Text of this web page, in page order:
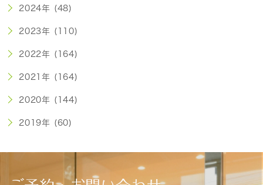
2024年 (48)
2023年 (110)
2022年 (164)
2021年 (164)
2020年 (144)
2019年 (60)